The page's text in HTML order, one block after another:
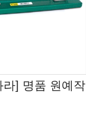
라] 명품 원예작